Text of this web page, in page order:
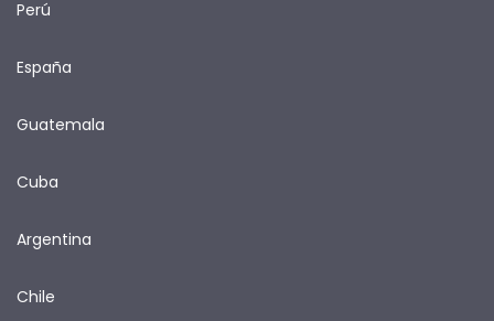
Perú
España
Guatemala
Cuba
Argentina
Chile